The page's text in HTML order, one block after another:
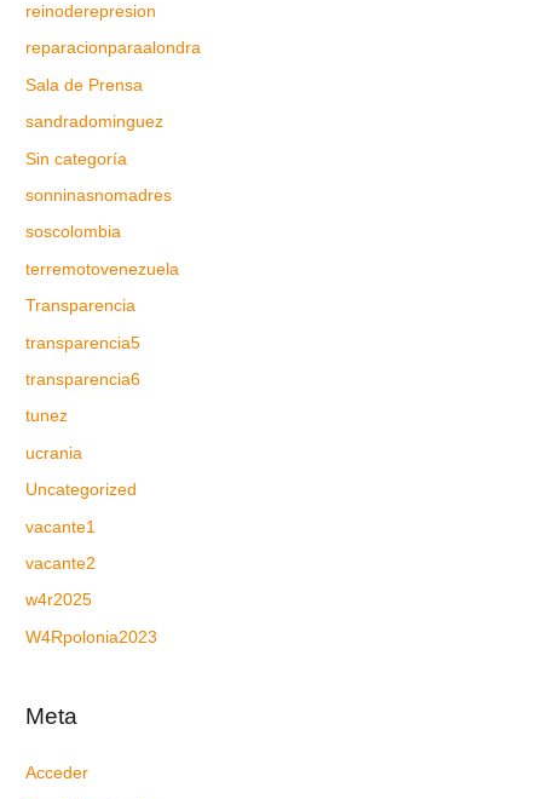
reinoderepresion
reparacionparaalondra
Sala de Prensa
sandradominguez
Sin categoría
sonninasnomadres
soscolombia
terremotovenezuela
Transparencia
transparencia5
transparencia6
tunez
ucrania
Uncategorized
vacante1
vacante2
w4r2025
W4Rpolonia2023
Meta
Acceder